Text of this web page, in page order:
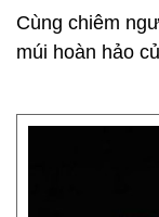
Cùng chiêm
múi hoàn hảo